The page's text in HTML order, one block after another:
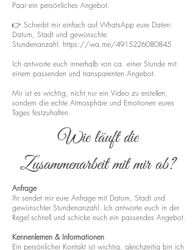
Paar ein persönliches Angebot.
👉 Schreibt mir einfach auf WhatsApp eure Daten:
Datum, Stadt und gewünschte
Stundenanzahl: https://wa.me/4915226080845
Ich antworte euch innerhalb von ca. einer Stunde mit
einem passenden und transparenten Angebot.
Mir ist es wichtig, nicht nur ein Video zu erstellen,
sondern die echte Atmosphäre und Emotionen eures
Tages festzuhalten.
Wie läuft die
Zusammenarbeit mit mir ab?
Anfrage
Ihr sendet mir eure Anfrage mit Datum, Stadt und
gewünschter Stundenanzahl. Ich antworte euch in der
Regel schnell und schicke euch ein passendes Angebot.
Kennenlernen & Informationen
Ein persönlicher Kontakt ist wichtig, gleichzeitig bin ich